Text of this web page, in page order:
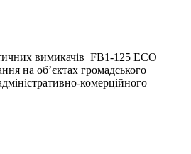
вимикачів FB1-125 ECO
на об’єктах громадського
комерційного